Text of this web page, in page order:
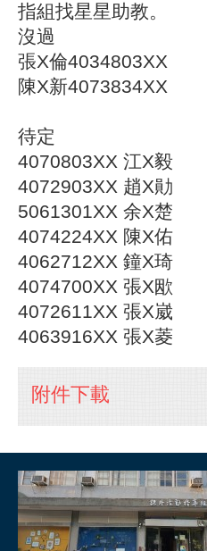
指組找星星助教。
沒過
張X倫4034803XX
陳X新4073834XX
待定
4070803XX 江X毅
4072903XX 趙X勛
5061301XX 余X楚
4074224XX 陳X佑
4062712XX 鐘X琦
4074700XX 張X欭
4072611XX 張X崴
4063916XX 張X菱
附件下載